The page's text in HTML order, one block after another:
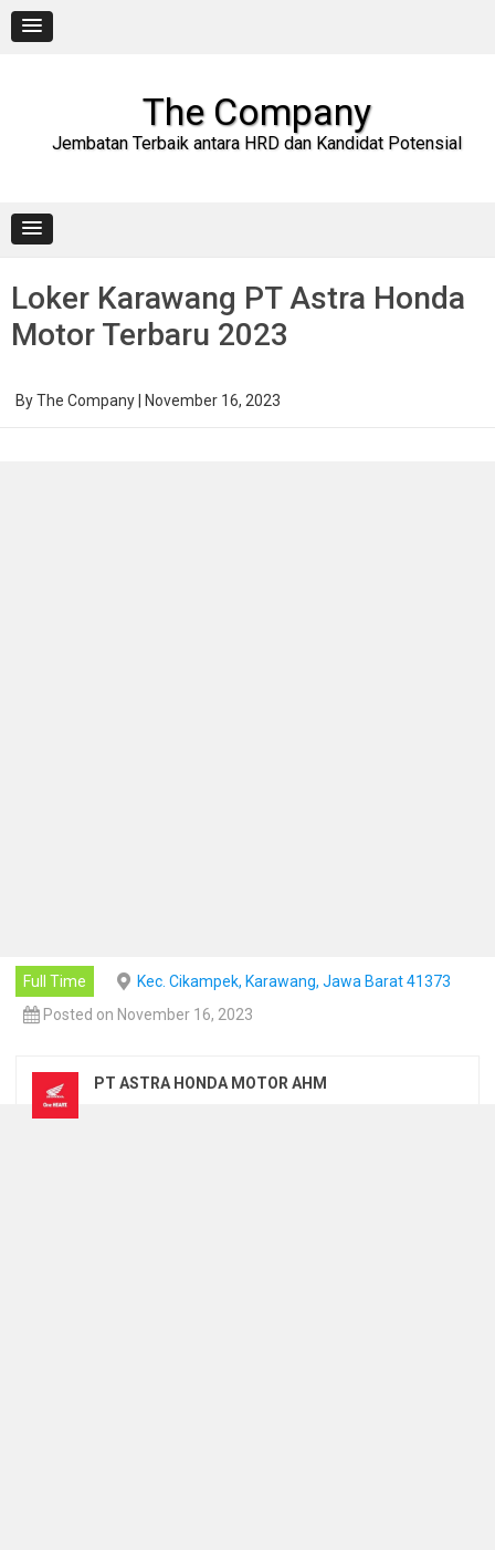
content
The Company
Jembatan Terbaik antara HRD dan Kandidat Potensial
Loker Karawang PT Astra Honda
Motor Terbaru 2023
ByThe Company November 16, 2023
Full Time
Kec. Cikampek, Karawang, Jawa Barat 41373
Posted on November 16, 2023
PT ASTRA HONDA MOTOR AHM